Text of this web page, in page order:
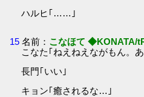
ハルヒ｢……｣
15 名前： こなほて ◆KONATA/
こなた｢ねえねえながもん。
長門｢いい｣
キョン｢癒されるな…｣